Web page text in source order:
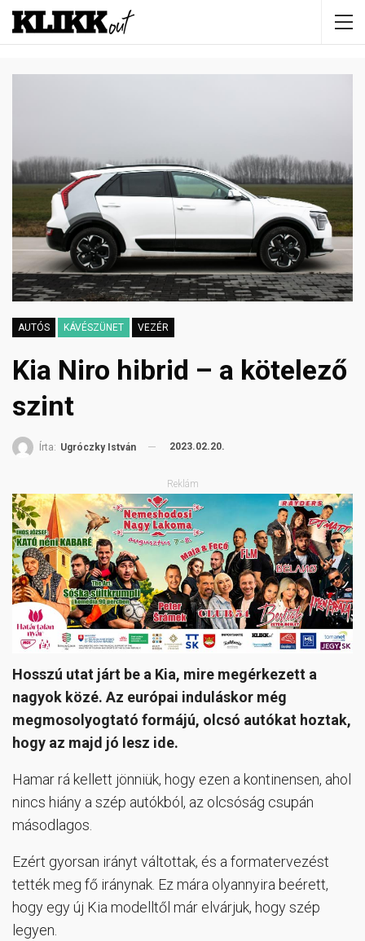
AUTÓS KÁVÉSZÜNET VEZÉR
Kia Niro hibrid – a kötelező
szint
Írta: Ugróczky István 2023.02.20.
Reklám
Hosszú utat járt be a Kia, mire megérkezett a
nagyok közé. Az európai induláskor még
megmosolyogtató formájú, olcsó autókat hoztak,
hogy az majd jó lesz ide.
Hamar rá kellett jönniük, hogy ezen a kontinensen, ahol
nincs hiány a szép autókból, az olcsóság csupán
másodlagos.
Ezért gyorsan irányt váltottak, és a formatervezést
tették meg fő iránynak. Ez mára olyannyira beérett,
hogy egy új Kia modelltől már elvárjuk, hogy szép
legyen.